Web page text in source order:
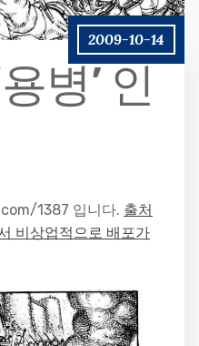
2009-10-14
병’ 인
1387 입니다. 출처
비상업적으로 배포가